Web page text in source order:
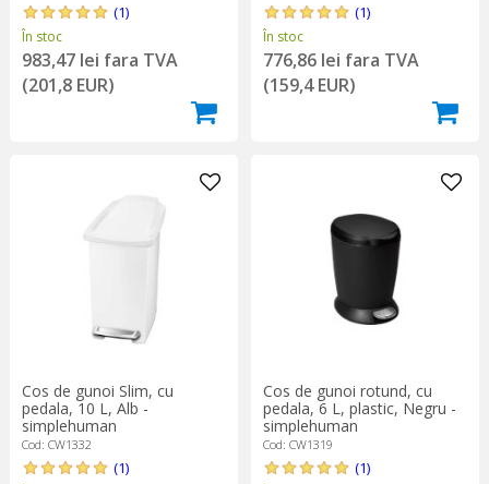
(1)
În stoc
983,47 lei fara TVA
(201,8 EUR)
(1)
În stoc
776,86 lei fara TVA
(159,4 EUR)
Cos de gunoi Slim, cu
pedala, 10 L, Alb -
simplehuman
Cod: CW1332
(1)
Cos de gunoi rotund, cu
pedala, 6 L, plastic, Negru -
simplehuman
Cod: CW1319
(1)